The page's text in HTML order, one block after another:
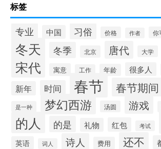
标签
专业 中国 习俗 价格 作者 你
冬天 冬季 北京 唐代 大学
宋代 寓意 工作 年龄 很多人
新年 时间 春节 春节期间
是一种 梦幻西游 汤圆 游戏
的人 的是 礼物 红包 考试
英语 词人 诗人 费用 还不